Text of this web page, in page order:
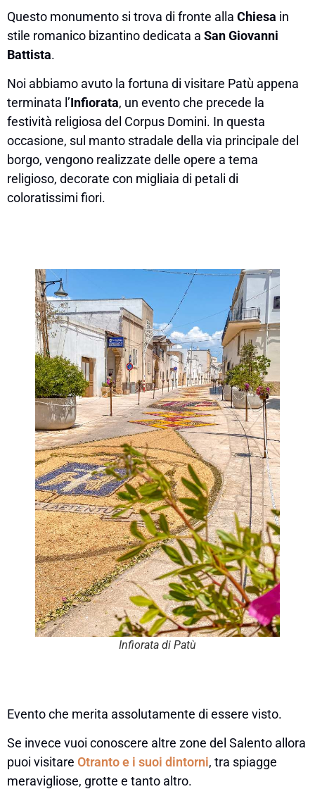
Questo monumento si trova di fronte alla Chiesa in
stile romanico bizantino dedicata a San Giovanni
Battista.
Noi abbiamo avuto la fortuna di visitare Patù appena
terminata l’Infiorata, un evento che precede la
festività religiosa del Corpus Domini. In questa
occasione, sul manto stradale della via principale del
borgo, vengono realizzate delle opere a tema
religioso, decorate con migliaia di petali di
coloratissimi fiori.
Infiorata di Patù
Evento che merita assolutamente di essere visto.
Se invece vuoi conoscere altre zone del Salento allora
puoi visitare Otranto e i suoi dintorni, tra spiagge
meravigliose, grotte e tanto altro.